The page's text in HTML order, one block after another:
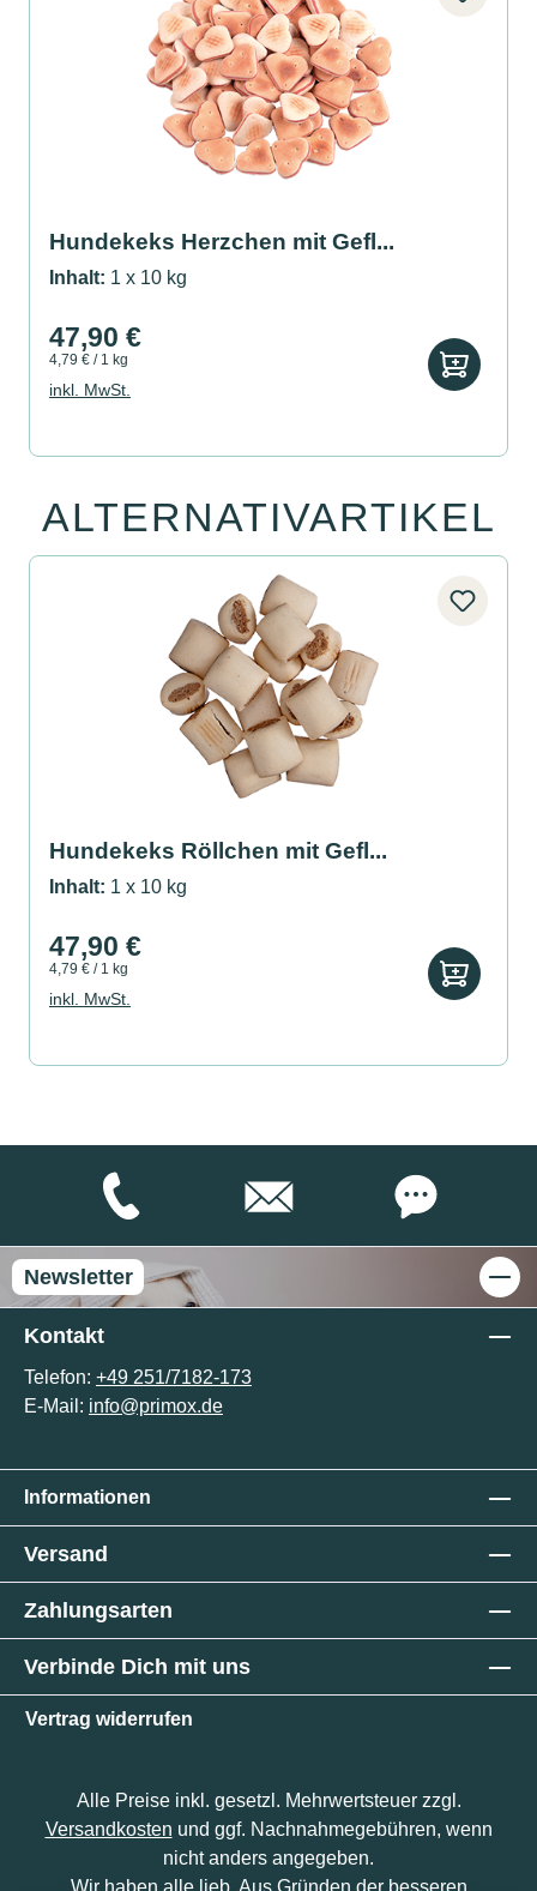
Hundekeks Herzchen mit Gefl...
Inhalt: 1 x 10 kg
47,90 €
4,79 € / 1 kg
inkl. MwSt.
Produktgalerie überspringen
ALTERNATIVARTIKEL
Hundekeks Röllchen mit Gefl...
Inhalt: 1 x 10 kg
47,90 €
4,79 € / 1 kg
inkl. MwSt.
Newsletter
Kontakt
Telefon: +49 251/7182-173
E-Mail: info@primox.de
Informationen
Versand
Zahlungsarten
Verbinde Dich mit uns
Vertrag widerrufen
Alle Preise inkl. gesetzl. Mehrwertsteuer zzgl.
Versandkosten und ggf. Nachnahmegebühren, wenn
nicht anders angegeben.
Wir haben alle lieb. Aus Gründen der besseren